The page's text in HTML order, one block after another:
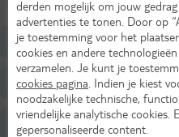
Ligging
Faciliteiten
Restaurants/Bars
derden mogelijk om jouw
advertenties te tonen. Door op
je toestemming voor het
cookies en andere
verzamelen. Je kunt je
cookies pagina . Indien je kiest
noodzakelijke technische,
vriendelijke analytische cookies.
gepersonaliseerde content.